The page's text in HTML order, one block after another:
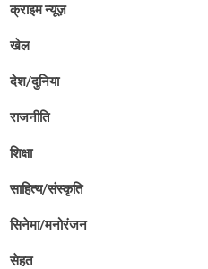
क्राइम न्यूज़
खेल
देश/दुनिया
राजनीति
शिक्षा
साहित्य/संस्कृति
सिनेमा/मनोरंजन
सेहत